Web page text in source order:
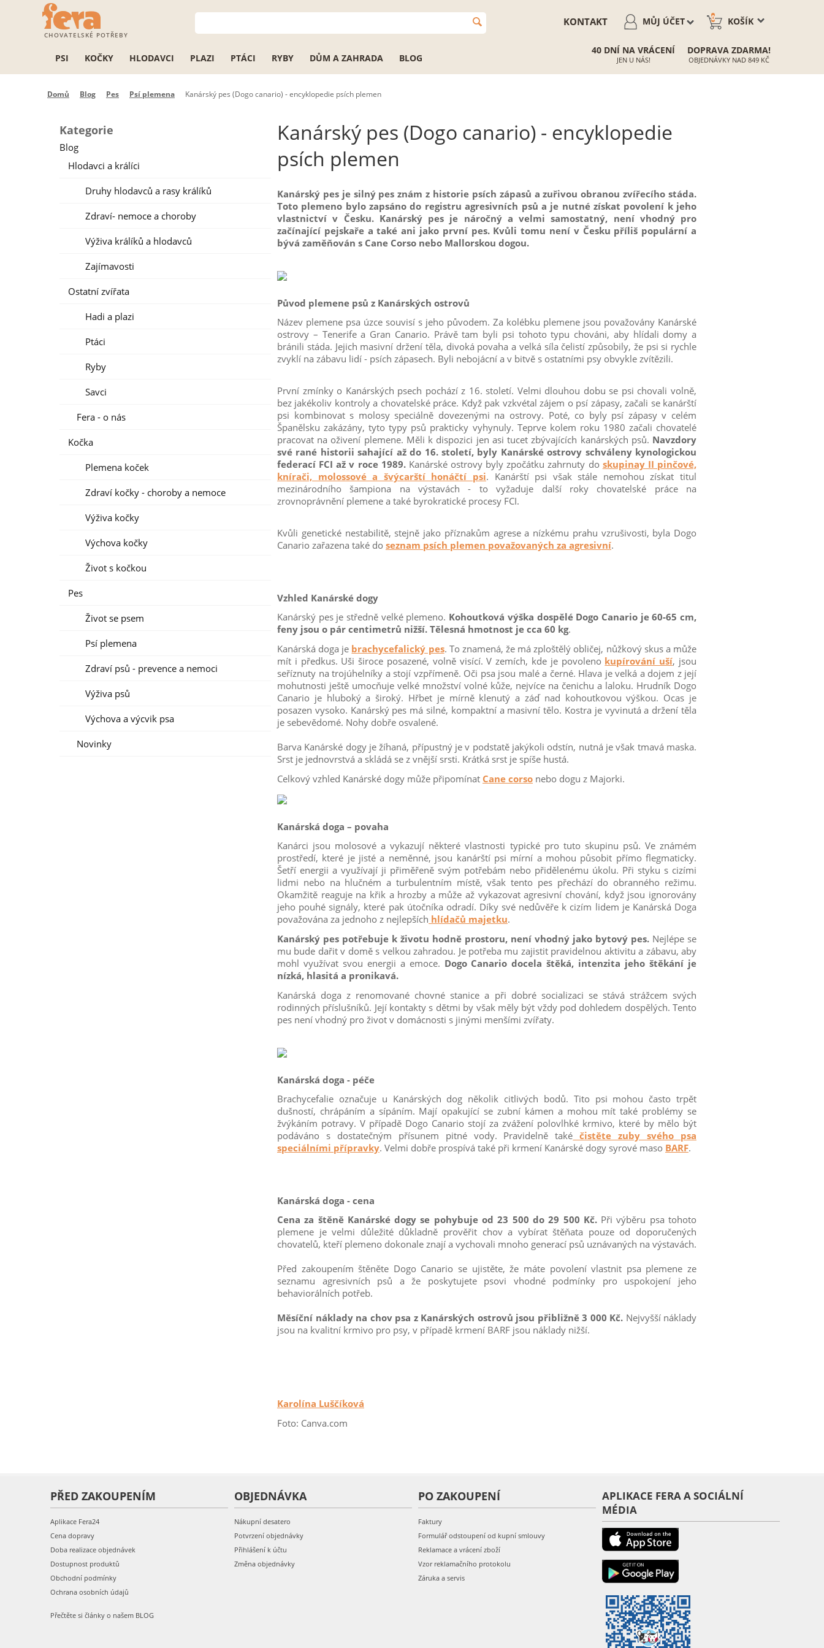
CHOVATELSKÉ POTŘEBY
KOŠÍK
0
MŮJ ÚČET
KONTAKT
PSI KOČKY HLODAVCI PLAZI PTÁCI RYBY DŮM A ZAHRADA BLOG
40 DNÍ NA VRÁCENÍ
JEN U NÁS!
DOPRAVA ZDARMA!
OBJEDNÁVKY NAD 849 KČ
Domů Blog Pes Psí plemena Kanárský pes (Dogo canario) - encyklopedie psích plemen
Kategorie
Blog
Hlodavci a králíci
Druhy hlodavců a rasy králíků
Zdraví- nemoce a choroby
Výživa králíků a hlodavců
Zajímavosti
Ostatní zvířata
Hadi a plazi
Ptáci
Ryby
Savci
Fera - o nás
Kočka
Plemena koček
Zdraví kočky - choroby a nemoce
Výživa kočky
Výchova kočky
Život s kočkou
Pes
Život se psem
Psí plemena
Zdraví psů - prevence a nemoci
Výživa psů
Výchova a výcvik psa
Novinky
Kanárský pes (Dogo canario) - encyklopedie
psích plemen
Kanárský pes je silný pes znám z historie psích zápasů a zuřivou obranou zvířecího stáda.
Toto plemeno bylo zapsáno do registru agresivních psů a je nutné získat povolení k jeho
vlastnictví v Česku. Kanárský pes je náročný a velmi samostatný, není vhodný pro
začínající pejskaře a také ani jako první pes. Kvůli tomu není v Česku příliš populární a
bývá zaměňován s Cane Corso nebo Mallorskou dogou.
Původ plemene psů z Kanárských ostrovů
Název plemene psa úzce souvisí s jeho původem. Za kolébku plemene jsou považovány Kanárské
ostrovy – Tenerife a Gran Canario. Právě tam byli psi tohoto typu chováni, aby hlídali domy a
bránili stáda. Jejich masivní držení těla, divoká povaha a velká síla čelistí způsobily, že psi si rychle
zvyklí na zábavu lidí - psích zápasech. Byli nebojácní a v bitvě s ostatními psy obvykle zvítězili.
První zmínky o Kanárských psech pochází z 16. století. Velmi dlouhou dobu se psi chovali volně,
bez jakékoliv kontroly a chovatelské práce. Když pak vzkvétal zájem o psí zápasy, začali se kanárští
psi kombinovat s molosy speciálně dovezenými na ostrovy. Poté, co byly psí zápasy v celém
Španělsku zakázány, tyto typy psů prakticky vyhynuly. Teprve kolem roku 1980 začali chovatelé
pracovat na oživení plemene. Měli k dispozici jen asi tucet zbývajících kanárských psů. Navzdory
své rané historii sahající až do 16. století, byly Kanárské ostrovy schváleny kynologickou
federací FCI až v roce 1989.Kanárské ostrovy byly zpočátku zahrnuty do skupinay II pinčové,
knírači, molossové a švýcarští honáčtí psi. Kanárští psi však stále nemohou získat titul
mezinárodního šampiona na výstavách - to vyžaduje další roky chovatelské práce na
zrovnoprávnění plemene a také byrokratické procesy FCI.
Kvůli genetické nestabilitě, stejně jako příznakům agrese a nízkému prahu vzrušivosti, byla Dogo
Canario zařazena také do seznam psích plemen považovaných za agresivní.
Vzhled Kanárské dogy
Kanárský pes je středně velké plemeno. Kohoutková výška dospělé Dogo Canario je 60-65 cm,
feny jsou o pár centimetrů nižší. Tělesná hmotnost je cca 60 kg.
Kanárská doga je brachycefalický pes. To znamená, že má zploštělý obličej, nůžkový skus a může
mít i předkus. Uši široce posazené, volně visící. V zemích, kde je povoleno kupírování uší, jsou
seříznuty na trojúhelníky a stojí vzpřímeně. Oči psa jsou malé a černé. Hlava je velká a dojem z její
mohutnosti ještě umocňuje velké množství volné kůže, nejvíce na čenichu a laloku. Hrudník Dogo
Canario je hluboký a široký. Hřbet je mírně klenutý a záď nad kohoutkovou výškou. Ocas je
posazen vysoko. Kanárský pes má silné, kompaktní a masivní tělo. Kostra je vyvinutá a držení těla
je sebevědomé. Nohy dobře osvalené.
Barva Kanárské dogy je žíhaná, přípustný je v podstatě jakýkoli odstín, nutná je však tmavá maska.
Srst je jednovrstvá a skládá se z vnější srsti. Krátká srst je spíše hustá.
Celkový vzhled Kanárské dogy může připomínat Cane corso nebo dogu z Majorki.
Kanárská doga – povaha
Kanárci jsou molosové a vykazují některé vlastnosti typické pro tuto skupinu psů. Ve známém
prostředí, které je jisté a neměnné, jsou kanárští psi mírní a mohou působit přímo flegmaticky.
Šetří energii a využívají ji přiměřeně svým potřebám nebo přidělenému úkolu. Při styku s cizími
lidmi nebo na hlučném a turbulentním místě, však tento pes přechází do obranného režimu.
Okamžitě reaguje na křik a hrozby a může až vykazovat agresivní chování, když jsou ignorovány
jeho pouhé signály, které pak útočníka odradí. Díky své nedůvěře k cizím lidem je Kanárská Doga
považována za jednoho z nejlepších hlídačů majetku.
Kanárský pes potřebuje k životu hodně prostoru, není vhodný jako bytový pes. Nejlépe se
mu bude dařit v domě s velkou zahradou. Je potřeba mu zajistit pravidelnou aktivitu a zábavu, aby
mohl využívat svou energii a emoce. Dogo Canario docela štěká, intenzita jeho štěkání je
nízká, hlasitá a pronikavá.
Kanárská doga z renomované chovné stanice a při dobré socializaci se stává strážcem svých
rodinných příslušníků. Její kontakty s dětmi by však měly být vždy pod dohledem dospělých. Tento
pes není vhodný pro život v domácnosti s jinými menšími zvířaty.
Kanárská doga - péče
Brachycefalie označuje u Kanárských dog několik citlivých bodů. Tito psi mohou často trpět
dušností, chrápáním a sípáním. Mají opakující se zubní kámen a mohou mít také problémy se
žvýkáním potravy. V případě Dogo Canario stojí za zvážení polovlhké krmivo, které by mělo být
podáváno s dostatečným přísunem pitné vody. Pravidelně také čistěte zuby svého psa
speciálními přípravky. Velmi dobře prospívá také při krmení Kanárské dogy syrové maso BARF.
Kanárská doga - cena
Cena za štěně Kanárské dogy se pohybuje od 23 500 do 29 500 Kč. Při výběru psa tohoto
plemene je velmi důležité důkladně prověřit chov a vybírat štěňata pouze od doporučených
chovatelů, kteří plemeno dokonale znají a vychovali mnoho generací psů uznávaných na výstavách.
Před zakoupením štěněte Dogo Canario se ujistěte, že máte povolení vlastnit psa plemene ze
seznamu agresivních psů a že poskytujete psovi vhodné podmínky pro uspokojení jeho
behaviorálních potřeb.
Měsíční náklady na chov psa z Kanárských ostrovů jsou přibližně 3 000 Kč. Nejvyšší náklady
jsou na kvalitní krmivo pro psy, v případě krmení BARF jsou náklady nižší.
Karolína Luščíková
Foto: Canva.com
PŘED ZAKOUPENÍM
Aplikace Fera24
Cena dopravy
Doba realizace objednávek
Dostupnost produktů
Obchodní podmínky
Ochrana osobních údajů
Přečtěte si články o našem BLOG
OBJEDNÁVKA
Nákupní desatero
Potvrzení objednávky
Přihlášení k účtu
Změna objednávky
PO ZAKOUPENÍ
Faktury
Formulář odstoupení od kupní smlouvy
Reklamace a vrácení zboží
Vzor reklamačního protokolu
Záruka a servis
APLIKACE FERA A SOCIÁLNÍ
MÉDIA